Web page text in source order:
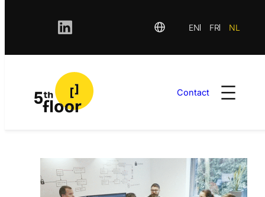
EN FR NL
Contact